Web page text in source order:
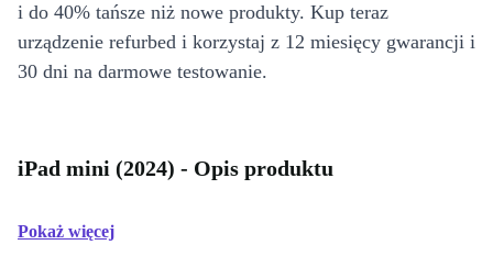
i do 40% tańsze niż nowe produkty. Kup teraz
urządzenie refurbed i korzystaj z 12 miesięcy gwarancji i
30 dni na darmowe testowanie.
iPad mini (2024) - Opis produktu
Pokaż więcej